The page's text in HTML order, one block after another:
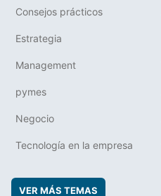
Consejos prácticos
Estrategia
Management
pymes
Negocio
Tecnología en la empresa
VER MÁS TEMAS